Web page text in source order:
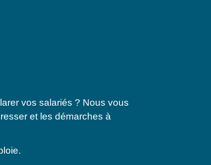
vos salariés ? Nous vous
et les démarches à